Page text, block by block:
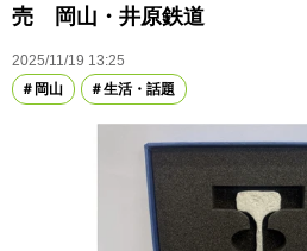
売 岡山・井原鉄道
2025/11/19 13:25
岡山
生活・話題